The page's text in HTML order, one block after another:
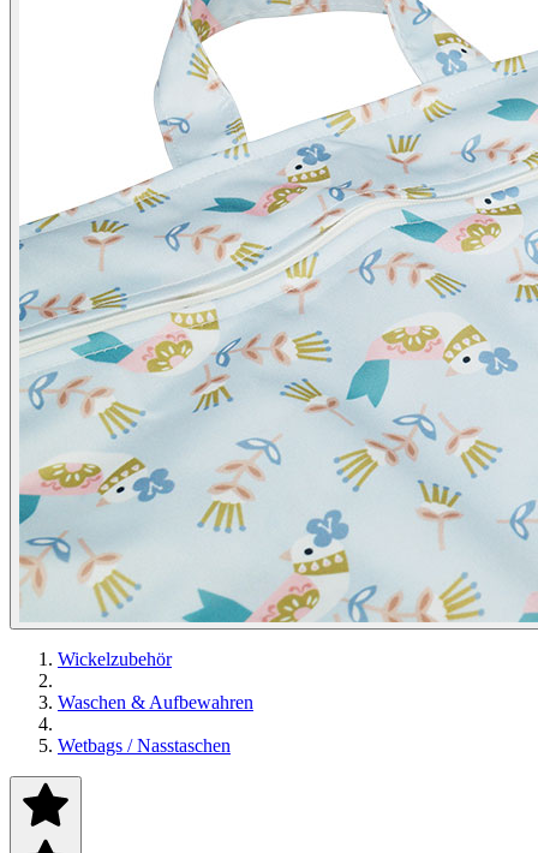
Wickelzubehör
Waschen & Aufbewahren
Wetbags / Nasstaschen